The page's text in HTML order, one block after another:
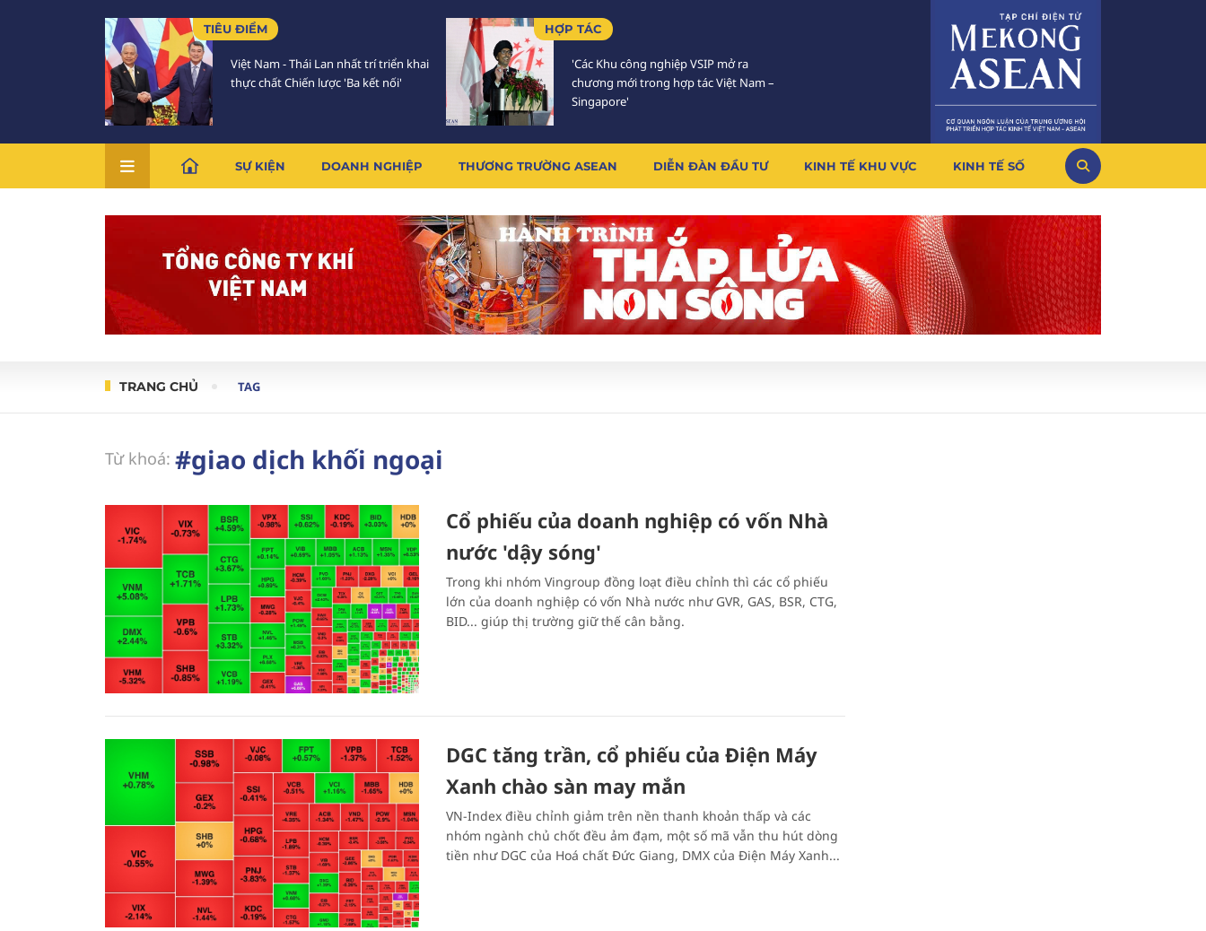
TIÊU ĐIỂM
Việt Nam - Thái Lan nhất trí triển khai
thực chất Chiến lược 'Ba kết nối'
HỢP TÁC
'Các Khu công nghiệp VSIP mở ra
chương mới trong hợp tác Việt Nam –
Singapore'
SỰ KIỆN DOANH NGHIỆP THƯƠNG TRƯỜNG ASEAN DIỄN ĐÀN ĐẦU TƯ KINH TẾ KHU VỰC KINH TẾ SỐ
TRANG CHỦ TAG
Từ khoá: #giao dịch khối ngoại
Cổ phiếu của doanh nghiệp có vốn Nhà
nước 'dậy sóng'
Trong khi nhóm Vingroup đồng loạt điều chỉnh thì các cổ phiếu
lớn của doanh nghiệp có vốn Nhà nước như GVR, GAS, BSR, CTG,
BID... giúp thị trường giữ thế cân bằng.
DGC tăng trần, cổ phiếu của Điện Máy
Xanh chào sàn may mắn
VN-Index điều chỉnh giảm trên nền thanh khoản thấp và các
nhóm ngành chủ chốt đều ảm đạm, một số mã vẫn thu hút dòng
tiền như DGC của Hoá chất Đức Giang, DMX của Điện Máy Xanh...